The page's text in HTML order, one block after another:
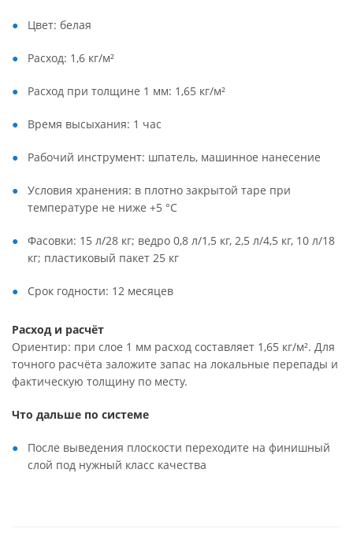
Цвет: белая
Расход: 1,6 кг/м²
Расход при толщине 1 мм: 1,65 кг/м²
Время высыхания: 1 час
Рабочий инструмент: шпатель, машинное нанесение
Условия хранения: в плотно закрытой таре при
температуре не ниже +5 °C
Фасовки: 15 л/28 кг; ведро 0,8 л/1,5 кг, 2,5 л/4,5 кг, 10 л/18
кг; пластиковый пакет 25 кг
Срок годности: 12 месяцев
Расход и расчёт
Ориентир: при слое 1 мм расход составляет 1,65 кг/м². Для
точного расчёта заложите запас на локальные перепады и
фактическую толщину по месту.
Что дальше по системе
После выведения плоскости переходите на финишный
слой под нужный класс качества